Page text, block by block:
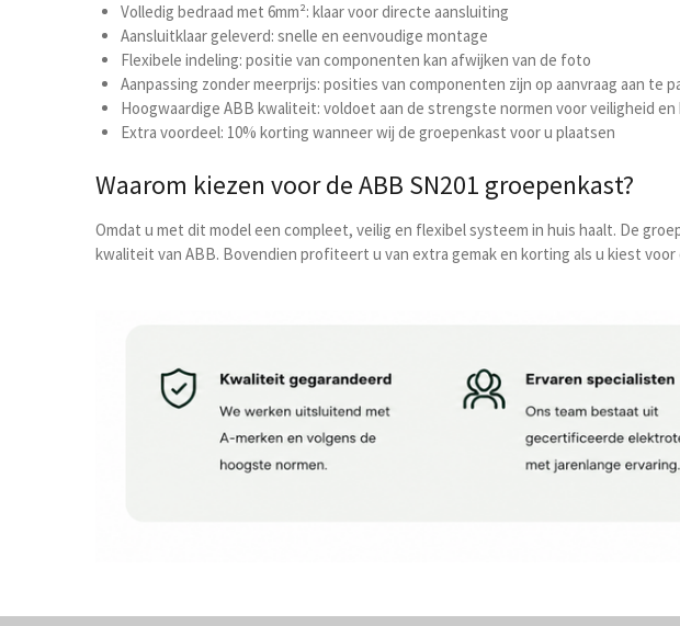
Volledig bedraad met 6mm²: klaar voor directe aansluiting
Aansluitklaar geleverd: snelle en eenvoudige montage
Flexibele indeling: positie van componenten kan afwijken van de foto
Aanpassing zonder meerprijs: posities van componenten zijn op aanvraag aan te
Hoogwaardige ABB kwaliteit: voldoet aan de strengste normen voor veiligheid
Extra voordeel: 10% korting wanneer wij de groepenkast voor u plaatsen
Waarom kiezen voor de ABB SN201 groepenkast?
Omdat u met dit model een compleet, veilig en flexibel systeem in huis haalt. De
kwaliteit van ABB. Bovendien profiteert u van extra gemak en korting als u kiest